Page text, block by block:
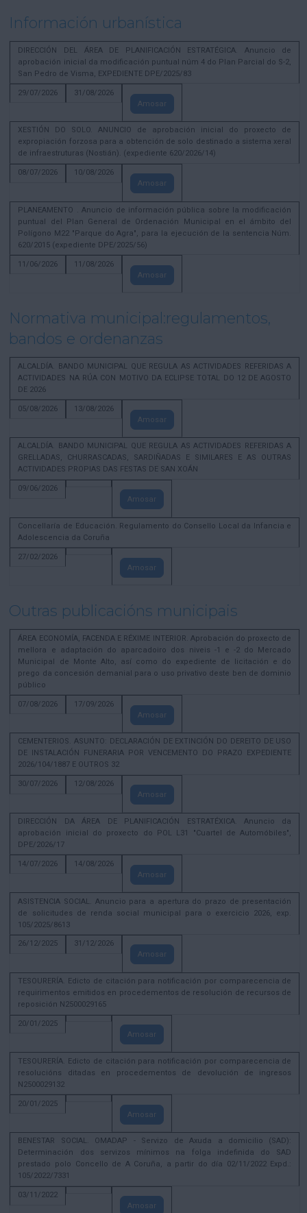
Información urbanística
DIRECCIÓN DEL ÁREA DE PLANIFICACIÓN ESTRATÉGICA. Anuncio de
aprobación inicial da modificación puntual núm 4 do Plan Parcial do S-2,
San Pedro de Visma, EXPEDIENTE DPE/2025/83
29/07/2026
31/08/2026
Amosar
XESTIÓN DO SOLO. ANUNCIO de aprobación inicial do proxecto de
expropiación forzosa para a obtención de solo destinado a sistema xeral
de infraestruturas (Nostián). (expediente 620/2026/14)
08/07/2026
10/08/2026
Amosar
PLANEAMENTO . Anuncio de información pública sobre la modificación
puntual del Plan General de Ordenación Municipal en el ámbito del
Polígono M22 "Parque do Agra", para la ejecución de la sentencia Núm.
620/2015 (expediente DPE/2025/56)
11/06/2026
11/08/2026
Amosar
Normativa municipal:regulamentos,
bandos e ordenanzas
ALCALDÍA. BANDO MUNICIPAL QUE REGULA AS ACTIVIDADES REFERIDAS A
ACTIVIDADES NA RÚA CON MOTIVO DA ECLIPSE TOTAL DO 12 DE AGOSTO
DE 2026
05/08/2026
13/08/2026
Amosar
ALCALDÍA. BANDO MUNICIPAL QUE REGULA AS ACTIVIDADES REFERIDAS A
GRELLADAS, CHURRASCADAS, SARDIÑADAS E SIMILARES E AS OUTRAS
ACTIVIDADES PROPIAS DAS FESTAS DE SAN XOÁN
09/06/2026
Amosar
Concellaría de Educación. Regulamento do Consello Local da Infancia e
Adolescencia da Coruña
27/02/2026
Amosar
Outras publicacións municipais
ÁREA ECONOMÍA, FACENDA E RÉXIME INTERIOR. Aprobación do proxecto de
mellora e adaptación do aparcadoiro dos niveis -1 e -2 do Mercado
Municipal de Monte Alto, así como do expediente de licitación e do
prego da concesión demanial para o uso privativo deste ben de dominio
público
07/08/2026
17/09/2026
Amosar
CEMENTERIOS. ASUNTO: DECLARACIÓN DE EXTINCIÓN DO DEREITO DE USO
DE INSTALACIÓN FUNERARIA POR VENCEMENTO DO PRAZO EXPEDIENTE
2026/104/1887 E OUTROS 32
30/07/2026
12/08/2026
Amosar
DIRECCIÓN DA ÁREA DE PLANIFICACIÓN ESTRATÉXICA. Anuncio da
aprobación inicial do proxecto do POL L31 "Cuartel de Automóbiles",
DPE/2026/17
14/07/2026
14/08/2026
Amosar
ASISTENCIA SOCIAL. Anuncio para a apertura do prazo de presentación
de solicitudes de renda social municipal para o exercicio 2026, exp.
105/2025/8613
26/12/2025
31/12/2026
Amosar
TESOURERÍA. Edicto de citación para notificación por comparecencia de
requirimentos emitidos en procedementos de resolución de recursos de
reposición N2500029165
20/01/2025
Amosar
TESOURERÍA. Edicto de citación para notificación por comparecencia de
resolucións ditadas en procedementos de devolución de ingresos
N2500029132
20/01/2025
Amosar
BENESTAR SOCIAL. OMADAP - Servizo de Axuda a domicilio (SAD):
Determinación dos servizos mínimos na folga indefinida do SAD
prestado polo Concello de A Coruña, a partir do día 02/11/2022 Expd.:
105/2022/7331
03/11/2022
Amosar